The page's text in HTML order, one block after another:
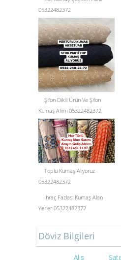
05322482372
Şifon Dikili Ürün Ve Şifon
Kumaş Alımı 05322482372
Toplu Kumaş Alıyoruz
05322482372
İhraç Fazlası Kumaş Alan
Yerler 05322482372
Döviz Bilgileri
Alış